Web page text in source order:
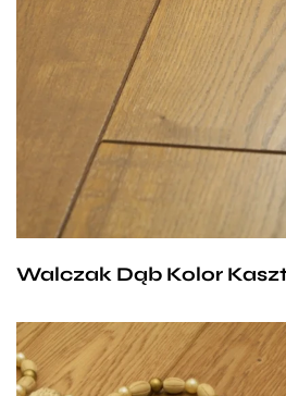
połączenie stonowanego
ze słonecznymi refleksami.
podłoga, która rozświetla
i sprawia, że nasz dom
Dębowe deski słyną ze swojej
dlatego są dobrą inwestycją
temu, że są łatwe w
problemów w utrzymaniu.
Walczak Dąb Kolor